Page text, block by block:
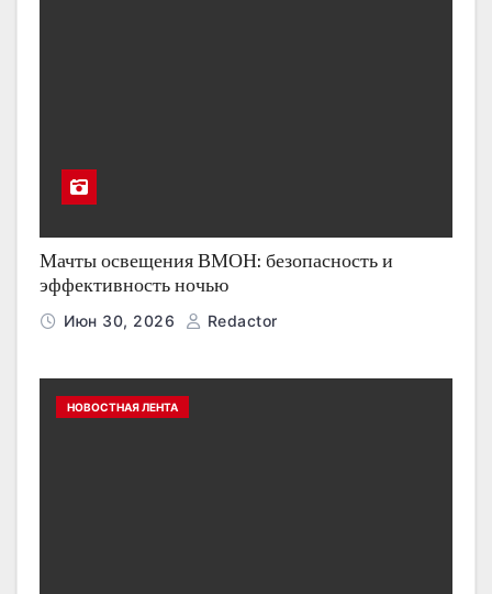
Мачты освещения ВМОН: безопасность и
эффективность ночью
Июн 30, 2026 Redactor
НОВОСТНАЯ ЛЕНТА